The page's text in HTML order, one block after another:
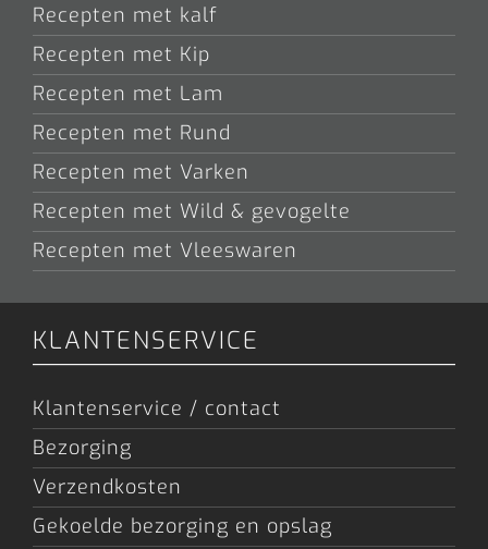
Recepten met kalf
Recepten met Kip
Recepten met Lam
Recepten met Rund
Recepten met Varken
Recepten met Wild & gevogelte
Recepten met Vleeswaren
KLANTENSERVICE
Klantenservice / contact
Bezorging
Verzendkosten
Gekoelde bezorging en opslag